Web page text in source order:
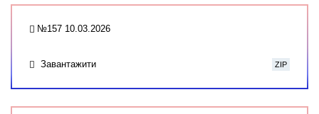
№157 10.03.2026
Завантажити ZIP